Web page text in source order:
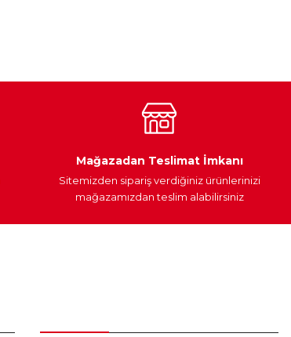
Yedek Parça
Mağazadan Teslimat İmkanı
Sitemizden sipariş verdiğiniz ürünlerinizi
mağazamızdan teslim alabilirsiniz